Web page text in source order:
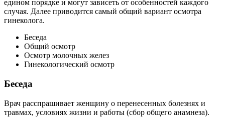
едином порядке и могут зависеть от особенностей каждого
случая. Далее приводится самый общий вариант осмотра
гинеколога.
Беседа
Общий осмотр
Осмотр молочных желез
Гинекологический осмотр
Беседа
Врач расспрашивает женщину о перенесенных болезнях и
травмах, условиях жизни и работы (сбор общего анамнеза).